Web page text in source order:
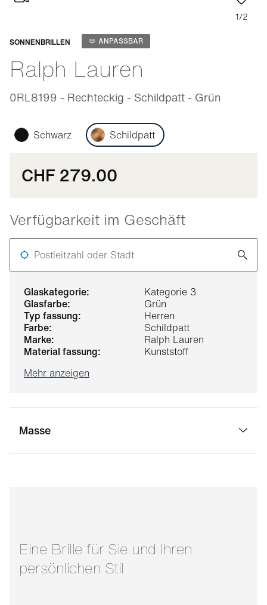
glaskategorie:
Kategorie 3
glasfarbe:
Grün
typ fassung:
Herren
farbe:
Schildpatt
marke:
Ralph Lauren
material fassung:
Kunststoff
Mehr anzeigen
Masse
1/2
SONNENBRILLEN ANPASSBAR
Ralph Lauren
0RL8199 - Rechteckig - Schildpatt - Grün
Anpassbar
Schwarz Schildpatt
CHF 279.00
Verfügbarkeit im Geschäft
Postleitzahl oder Stadt
Eine Brille für Sie und Ihren
persönlichen Stil